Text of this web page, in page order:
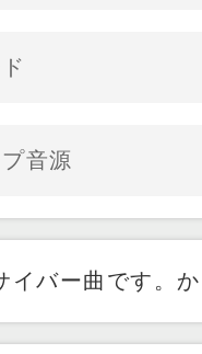
音源
バー曲です。か